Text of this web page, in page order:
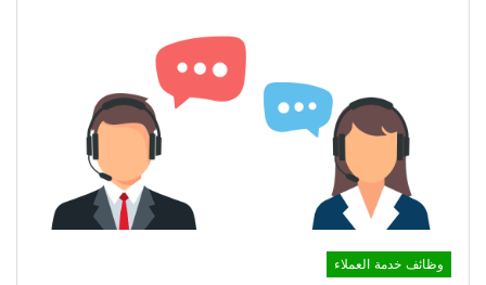
وظائف خدمة العملاء